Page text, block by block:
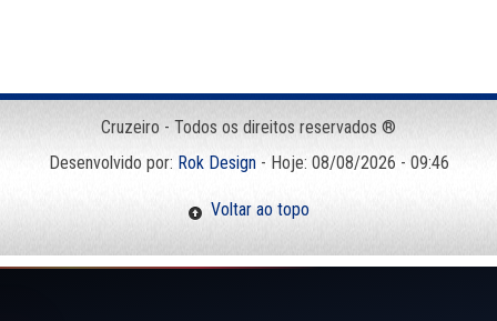
Cruzeiro - Todos os direitos reservados ®
Desenvolvido por: Rok Design- Hoje: 08/08/2026 - 09:46
Voltar ao topo